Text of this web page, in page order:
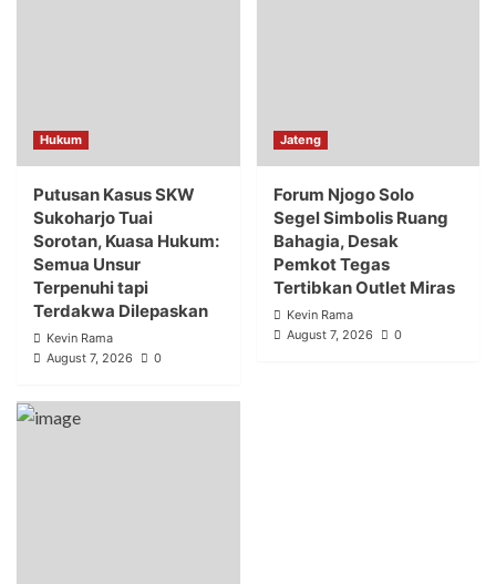
Hukum
Putusan Kasus SKW
Sukoharjo Tuai
Sorotan, Kuasa Hukum:
Semua Unsur
Terpenuhi tapi
Terdakwa Dilepaskan
Kevin Rama
August 7, 2026
0
Jateng
Forum Njogo Solo
Segel Simbolis Ruang
Bahagia, Desak
Pemkot Tegas
Tertibkan Outlet Miras
Kevin Rama
August 7, 2026
0